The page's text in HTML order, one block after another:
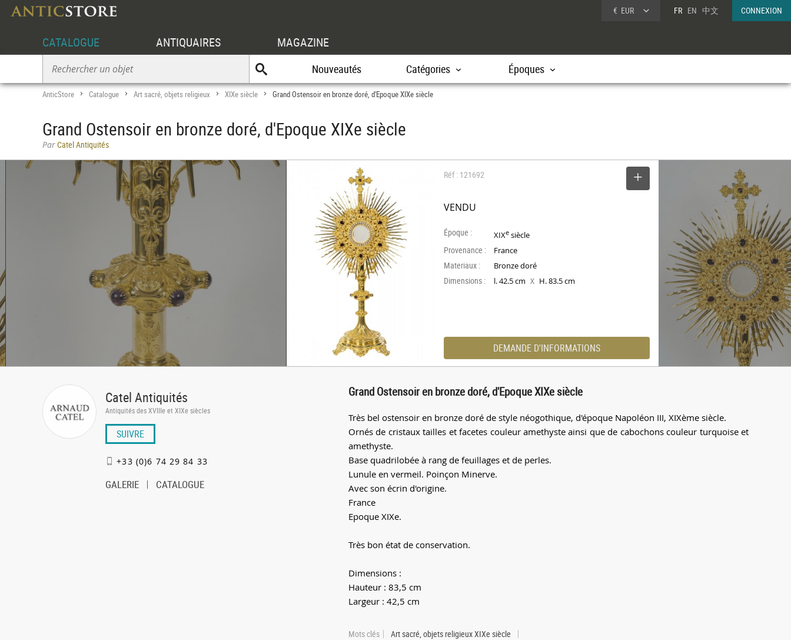
€ EUR FR EN 中文 CONNEXION
CATALOGUE ANTIQUAIRES MAGAZINE
Nouveautés Catégories Époques
AnticStore > Catalogue > Art sacré, objets religieux > XIXe siècle > Grand Ostensoir en bronze doré, d'Epoque XIXe siècle
Grand Ostensoir en bronze doré, d'Epoque XIXe siècle
ParCatel Antiquités
Réf : 121692
VENDU
Époque : XIXe siècle
Provenance : France
Materiaux : Bronze doré
Dimensions : l. 42.5 cm X H. 83.5 cm
DEMANDE D'INFORMATIONS
Catel Antiquités
Antiquités des XVIIIe et XIXe siècles
SUIVRE
+33 (0)6 74 29 84 33
GALERIE CATALOGUE
Grand Ostensoir en bronze doré, d'Epoque XIXe siècle
Très bel ostensoir en bronze doré de style néogothique, d'époque Napoléon III, XIXème siècle.
Ornés de cristaux tailles et facetes couleur amethyste ainsi que de cabochons couleur turquoise et
amethyste.
Base quadrilobée à rang de feuillages et de perles.
Lunule en vermeil. Poinçon Minerve.
Avec son écrin d'origine.
France
Epoque XIXe.
Très bon état de conservation.
Dimensions :
Hauteur : 83,5 cm
Largeur : 42,5 cm
Mots clés Art sacré, objets religieux XIXe siècle